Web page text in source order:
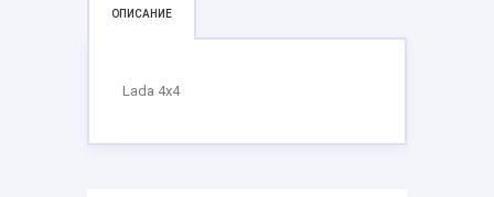
ОПИСАНИЕ
Lada 4x4